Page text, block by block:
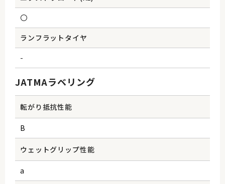
〇
ランフラットタイヤ
-
JATMAラベリング
転がり抵抗性能
B
ウェットグリップ性能
a